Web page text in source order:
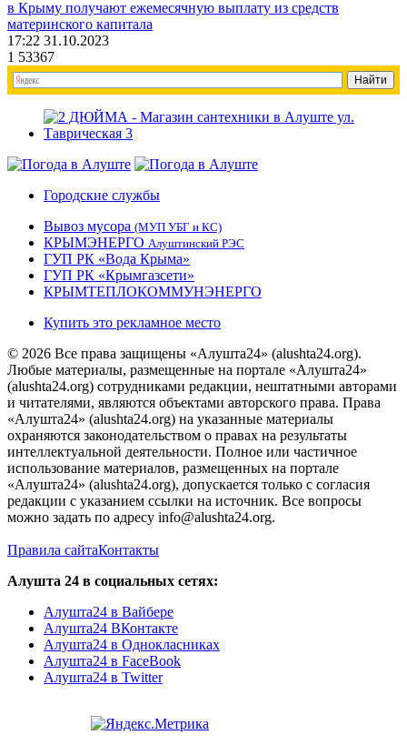
в Крыму получают ежемесячную выплату из средств
материнского капитала
17:22 31.10.2023
1 53367
Городские службы
Вывоз мусора (МУП УБГ и КС)
КРЫМЭНЕРГО Алуштинский РЭС
ГУП РК «Вода Крыма»
ГУП РК «Крымгазсети»
КРЫМТЕПЛОКОММУНЭНЕРГО
Купить это рекламное место
© 2026 Все права защищены «Алушта24» (alushta24.org).
Любые материалы, размещенные на портале «Алушта24»
(alushta24.org) сотрудниками редакции, нештатными авторами
и читателями, являются объектами авторского права. Права
«Алушта24» (alushta24.org) на указанные материалы
охраняются законодательством о правах на результаты
интеллектуальной деятельности. Полное или частичное
использование материалов, размещенных на портале
«Алушта24» (alushta24.org), допускается только с согласия
редакции с указанием ссылки на источник. Все вопросы
можно задать по адресу info@alushta24.org.
Правила сайтаКонтакты
Алушта 24 в социальных сетях:
Алушта24 в Вайбере
Алушта24 ВКонтакте
Алушта24 в Однокласниках
Алушта24 в FaceBook
Алушта24 в Twitter